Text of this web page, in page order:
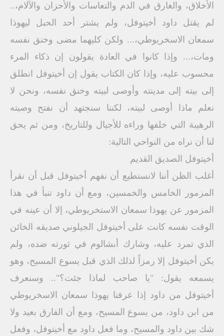
الأخلاق، والغارق في الدم والتعاسات والأحزان والآلام،..
لم يقتل داود أخيتوفل، ولم يشتر أحد الحبل ليهوذا
سمعان الاسخريوطي،... ولكن كليهما مضى وخنق نفسه
ومات،... وإذا كانوا في العادة يقولون إن ذكاء المرء
محسوب عليه، وإذا كان الكتاب يقول إن أخيتوفل انطلق
إلى بيته إلى مدينته وأوصى لبيته وخنق نفسه، ونحن لا
نعلم ماذا أوصى لبيته، لكننا سنجتهد أن نفتح وصيته
الرهيبة التي خلفها وراءه للأجيال وللتاريخ، ومن ثم يحق
لنا أن نراه من النواحي التالية:
أخيتوفل الصديق القديم
أغلب الظن أننا لانستطيع أن نفهم أخيتوفل قبل أن نقرأ
المزمور الخامس والخمسين، ومع أن داود تنبأ في هذا
المزمور عن يهوذا سمعان الاستخريوطي، إلا أن عينه في
الوقت نفسه كانت على أخيتوفل الجيلوني صديقه الخائن
الذي تمرد عليه، وشارك أبشالوم في ثورته ضده، ولم
يكن أخيتوفل إلا رمزاً لذلك الذي قبل يسوع المسيح، وهو
يسمعه يقول: "يا صاحب لماذا جئت؟".. وسنعرف
أخيتوفل من داود إذا عرفنا يهوذا سمعان الاسخريوطي
من ابن داود، من يسوع المسيح، ومع أن الفارق بعيد ولا
شك بين داود والمسيح، وما فعل داود مع أخيتوفل، وفعل